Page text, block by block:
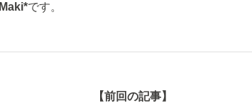
Maki*です。
【前回の記事】